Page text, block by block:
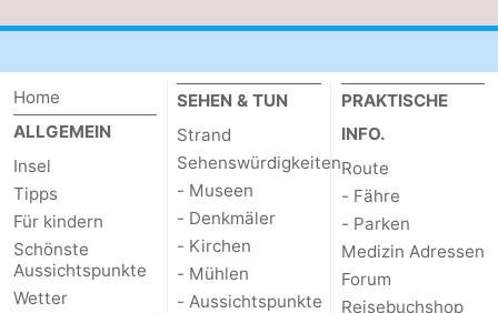
Krim
EuroParcs
-
Texel
Sluftervallei
-
Strandhuys
Villapark
Residentie
-
Villapark
Hotels
Home
ALLGEMEIN
Insel
Tipps
Für kindern
Schönste
Aussichtspunkte
Wetter
SEHEN & TUN
Strand
Sehenswürdigkeiten
- Museen
- Denkmäler
- Kirchen
- Mühlen
- Aussichtspunkte
PRAKTISCHE
INFO.
Route
- Fähre
- Parken
Medizin Adressen
Forum
Reisebuchshop